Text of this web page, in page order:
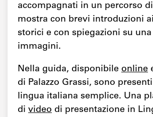
accompagnati in un percorso
mostra con brevi introduzioni
storici e con spiegazioni su
immagini.
Nella guida, disponibile online
di Palazzo Grassi, sono
lingua italiana semplice. Una
di video di presentazione in